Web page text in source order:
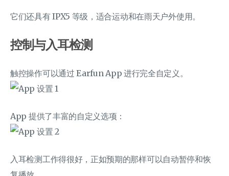
它们还具有 IPX5 等级，适合运动和在雨天户外使用。
控制与入耳检测
触控操作可以通过 Earfun App 进行完全自定义。
App 提供了丰富的自定义选项：
入耳检测工作得很好，正如预期的那样可以自动暂停和恢